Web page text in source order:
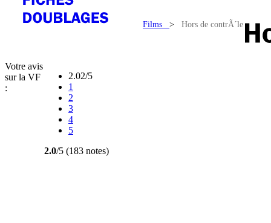
Films > Hors de contrÃ´le
Votre avis
sur la VF
:
2.02/5
1
2
3
4
5
2.0/5 (183 notes)